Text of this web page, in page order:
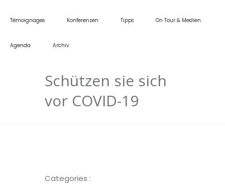
Témoignages Konferenzen Tipps On Tour & Medien
Agenda Archiv
Schützen sie sich
vor COVID-19
Categories :